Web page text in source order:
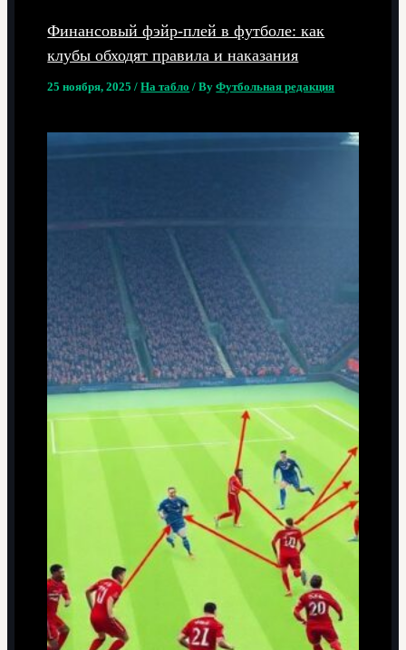
Финансовый фэйр-плей в футболе: как
клубы обходят правила и наказания
25 ноября, 2025/На табло / ByФутбольная редакция